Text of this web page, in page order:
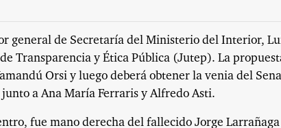
general de Secretaría del Ministerio del Interior,
Transparencia y Ética Pública (Jutep). La
Orsi y luego deberá obtener la venia del
a Ana María Ferraris y Alfredo Asti.
fue mano derecha del fallecido Jorge